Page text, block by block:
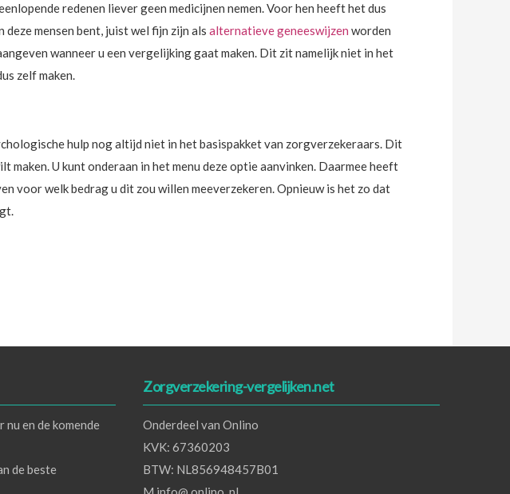
redenen liever geen medicijnen nemen. Voor hen heeft het dus
deze mensen bent, juist wel fijn zijn als alternatieve geneeswijzen worden
wanneer u een vergelijking gaat maken. Dit zit namelijk niet in het
zelf maken.
hulp nog altijd niet in het basispakket van zorgverzekeraars. Dit
U kunt onderaan in het menu deze optie aanvinken. Daarmee heeft
voor welk bedrag u dit zou willen meeverzekeren. Opnieuw is het zo dat
en de komende
de beste
Zorgverzekering-vergelijken.net
Onderdeel van Onlino
KVK: 67360203
BTW: NL856948457B01